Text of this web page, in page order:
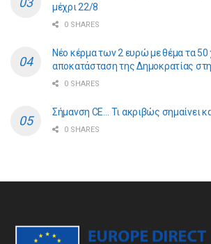
μέχρι 22/8
0 SHARES
Νέο κέρμα των 2 ευρώ με θέμα τα 50
αποκατάσταση της Δημοκρατίας
0 SHARES
Σήμανση CE… Τι ακριβώς σημαίνει
0 SHARES